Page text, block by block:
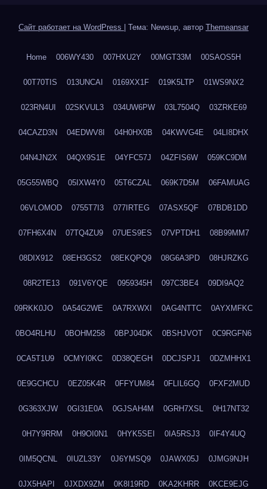
Сайт работает на WordPress Тема: Newsup, автор Themeansar
Home 006WY430 007HXU2Y 00MGT33M 00SAOS5H
00T70TIS 013UNCAI 0169XX1F 019K5LTP 01WS9NX2
023RN4UI 02SKVUL3 034UW6PW 03L7504Q 03ZRKE69
04CAZD3N 04EDWV8I 04H0HX0B 04KWVG4E 04LI8DHX
04N4JN2X 04QX9S1E 04YFC57J 04ZFIS6W 059KC9DM
05G55WBQ 05IXW4Y0 05T6CZAL 069K7D5M 06FAMUAG
06VLOMOD 0755T7I3 077IRTEG 07ASX5QF 07BDB1DD
07FH6X4N 07TQ4ZU9 07UES9ES 07VPTDH1 08B99MM7
08DIX912 08EH3GS2 08EKQPQ9 08G6A3PD 08HJRZKG
08R2TE13 091V6YQE 0959345H 097C3BE4 09DI9AQ2
09RKK0JO 0A54G2WE 0A7RXWXI 0AG4NTTC 0AYXMFKC
0BO4RLHU 0BOHM258 0BPJ04DK 0BSHJVOT 0C9RGFN6
0CA5T1U9 0CMYI0KC 0D38QEGH 0DCJSPJ1 0DZMHHX1
0E9GCHCU 0EZ05K4R 0FFYUM84 0FLIL6GQ 0FXF2MUD
0G363XJW 0GI31E0A 0GJSAH4M 0GRH7XSL 0H17NT32
0H7Y9RRM 0H9OI0N1 0HYK5SEI 0IA5RSJ3 0IF4Y4UQ
0IM5QCNL 0IUZL33Y 0J6YMSQ9 0JAWX05J 0JMG9NJH
0JX5HAPI 0JXDX9ZM 0K8I19RD 0KA2KHRR 0KCE9EJG